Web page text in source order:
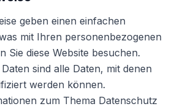
geben einen einfachen
mit Ihren personenbezogenen
Sie diese Website besuchen.
sind alle Daten, mit denen
werden können.
zum Thema Datenschutz